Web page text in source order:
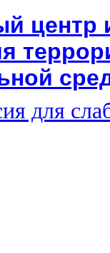
центр
для